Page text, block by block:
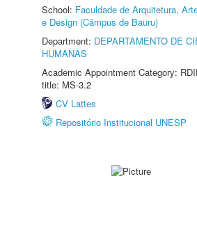
School: Faculdade de Arquitetura,
e Design (Câmpus de Bauru)
Department: DEPARTAMENTO DE
HUMANAS
Academic Appointment Category:
title: MS-3.2
CV Lattes
Repositório Institucional UNESP